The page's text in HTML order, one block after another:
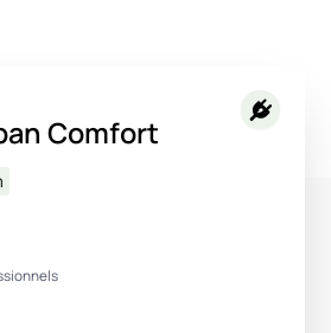
Comfort